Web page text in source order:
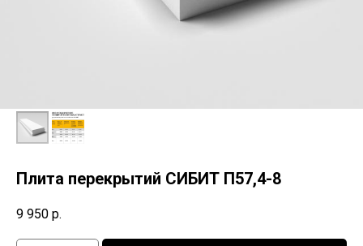
Плита перекрытий СИБИТ П57,4-8
9 950 р.